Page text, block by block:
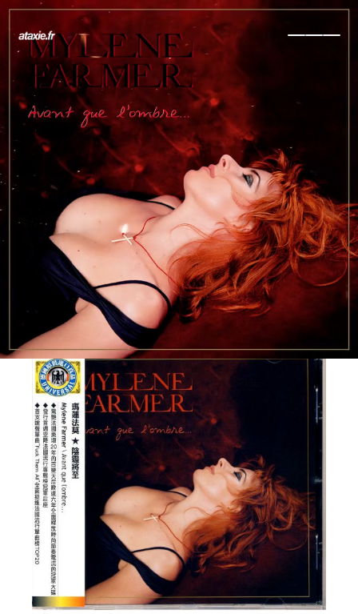
← Retour
Ajouter à ma collection Ajouter à ma wishlist
Comparer cet objet Voir ma collection